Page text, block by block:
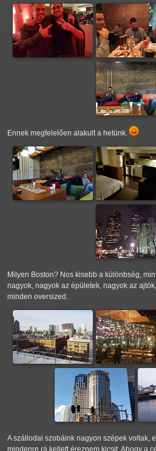
Ennek megfelelően alakult a hetünk.
Milyen Boston? Nos kisebb a különbség,
nagyok, nagyok az épületek, nagyok az
minden oversized.
A szállodai szobáink nagyon szépek voltak,
mindenre rá kellett éreznem kicsit. Ahogy a